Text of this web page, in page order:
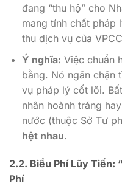
đang “thu hộ” cho
mang tính chất pháp
thu dịch vụ của
Ý nghĩa: Việc chuẩn
bằng. Nó ngăn chặn
vụ pháp lý cốt lõi.
nhân hoành tráng
nước (thuộc Sở Tư
hệt nhau.
2.2. Biểu Phí Lũy Tiến:
Phí